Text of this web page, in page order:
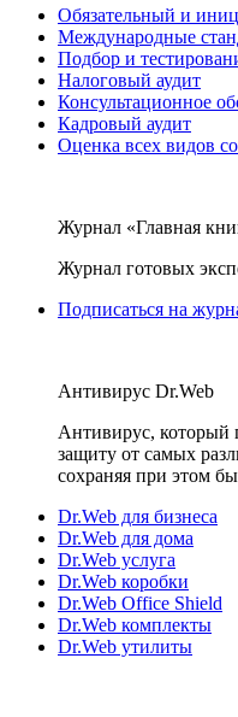
Обязательный и
Международные
Подбор и
Налоговый аудит
Консультационное
Кадровый аудит
Оценка всех видов
Журнал «Главная
Журнал готовых
Подписаться на
Антивирус Dr.Web
Антивирус, который
защиту от самых
сохраняя при этом
Dr.Web для бизнеса
Dr.Web для дома
Dr.Web услуга
Dr.Web коробки
Dr.Web Office Shield
Dr.Web комплекты
Dr.Web утилиты